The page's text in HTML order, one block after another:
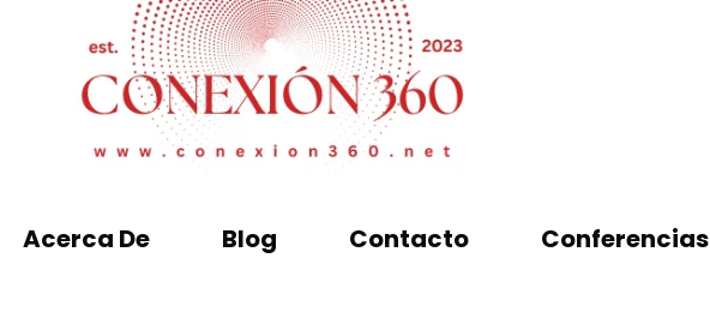
Acerca De Blog Contacto Conferencias